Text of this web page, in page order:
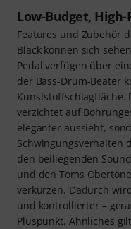
Low-Budget,
Features und Zubehör
Black können sich
Pedal verfügen über
der Bass-Drum-Beater
Kunststoffschlagfläche.
verzichtet auf
eleganter aussieht,
Schwingungsverhalten
den beiliegenden
und den Toms
verkürzen. Dadurch
und kontrollierter –
Pluspunkt. Ähnliches